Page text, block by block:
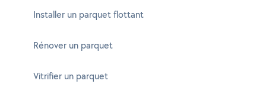
Installer un parquet flottant
Rénover un parquet
Vitrifier un parquet